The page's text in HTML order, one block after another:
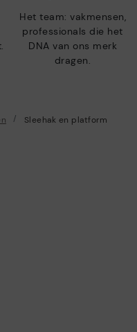
Het team: vakmensen,
professionals die het
DNA van ons merk
dragen.
Sleehak en platform